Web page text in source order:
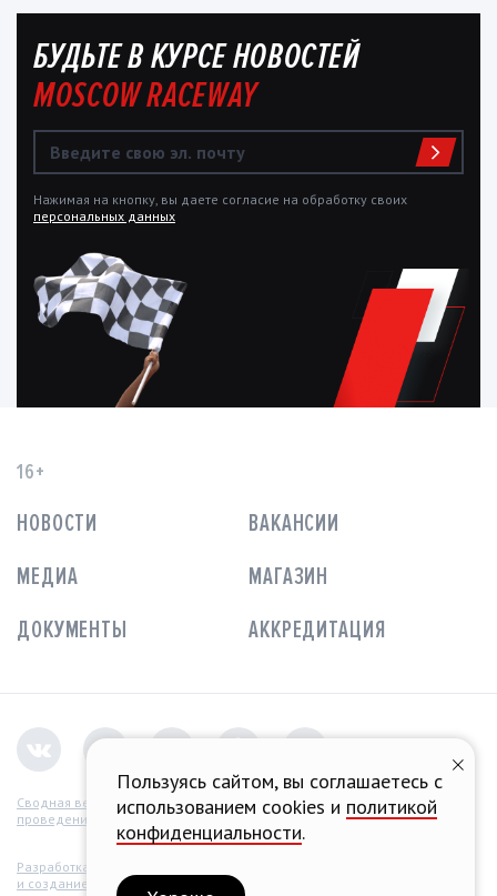
БУДЬТЕ В КУРСЕ НОВОСТЕЙ
MOSCOW RACEWAY
Нажимая на кнопку, вы даете согласие на обработку своих
персональных данных
16+
НОВОСТИ
ВАКАНСИИ
МЕДИА
МАГАЗИН
ДОКУМЕНТЫ
АККРЕДИТАЦИЯ
Сводная ведомость
проведения СОУТ
Разработка концепции
и создание сайта
Пользуясь сайтом, вы соглашаетесь с
использованием cookies и политикой
конфиденциальности.